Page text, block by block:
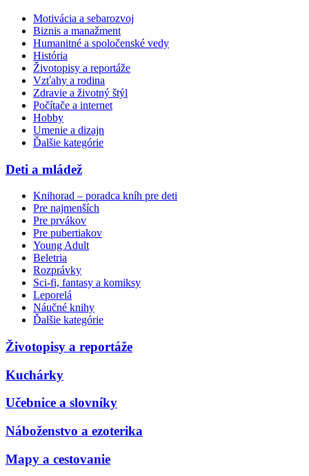
Motivácia a sebarozvoj
Biznis a manažment
Humanitné a spoločenské vedy
História
Životopisy a reportáže
Vzťahy a rodina
Zdravie a životný štýl
Počítače a internet
Hobby
Umenie a dizajn
Ďalšie kategórie
Deti a mládež
Knihorad – poradca kníh pre deti
Pre najmenších
Pre prvákov
Pre pubertiakov
Young Adult
Beletria
Rozprávky
Sci-fi, fantasy a komiksy
Leporelá
Náučné knihy
Ďalšie kategórie
Životopisy a reportáže
Kuchárky
Učebnice a slovníky
Náboženstvo a ezoterika
Mapy a cestovanie